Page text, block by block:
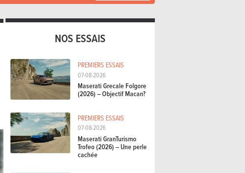
NOS ESSAIS
PREMIERS ESSAIS
07-08-2026
Maserati Grecale Folgore
(2026) – Objectif Macan?
PREMIERS ESSAIS
07-08-2026
Maserati GranTurismo
Trofeo (2026) – Une perle
cachée